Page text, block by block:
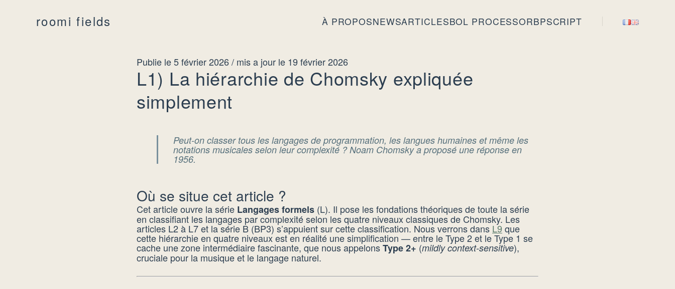
roomi fields À PROPOSNEWSARTICLESBOL PROCESSORBPSCRIPT
Publie le 5 février 2026/ mis a jour le 19 février 2026
L1) La hiérarchie de Chomsky expliquée
simplement
Peut-on classer tous les langages de programmation, les langues humaines et même les
notations musicales selon leur complexité ? Noam Chomsky a proposé une réponse en
1956.
Où se situe cet article ?
Cet article ouvre la série Langages formels (L). Il pose les fondations théoriques de toute la série
en classifiant les langages par complexité selon les quatre niveaux classiques de Chomsky. Les
articles L2 à L7 et la série B (BP3) s’appuient sur cette classification. Nous verrons dans L9 que
cette hiérarchie en quatre niveaux est en réalité une simplification — entre le Type 2 et le Type 1 se
cache une zone intermédiaire fascinante, que nous appelonsType 2+ (mildly context-sensitive),
cruciale pour la musique et le langage naturel.